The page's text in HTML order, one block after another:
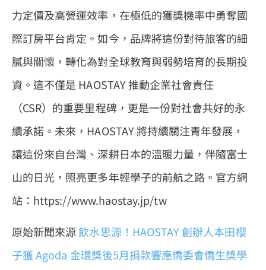
力定價及高營運效率，在極低的獲獎機率中勇奪國
際訂房平台肯定。如今，品牌將這份對待旅客的細
膩與關懷，轉化為對全球教育與弱勢培育的長期投
資。這不僅是 HAOSTAY 推動企業社會責任
（CSR）的重要里程碑，更是一份對社會共好的永
續承諾。未來，HAOSTAY 將持續關注青年發展，
讓這份來自台灣、深耕日本的溫暖力量，伴隨富士
山的日光，照亮更多年輕學子的前航之路。官方網
站：https://www.haostay.jp/tw
原始新聞來源飲水思源！HAOSTAY 創辦人本田櫻
子獲 Agoda 金環獎後5月捐款響應僑委會僑生獎學